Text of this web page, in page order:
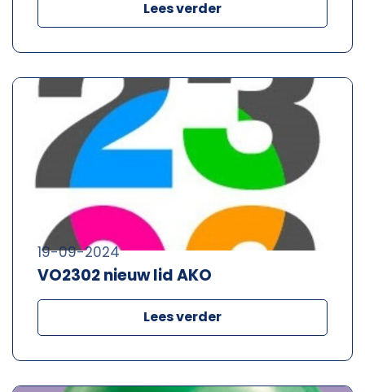
Lees verder
VO2302 nieuw lid AKO
19-09-2024
Lees verder